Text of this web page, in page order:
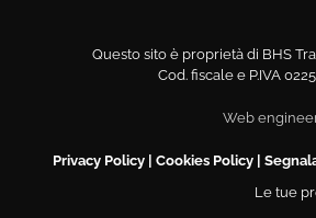
Questo sito è proprietà di BHS
Cod. fiscale e P.IVA
Web
Privacy Policy| Cookies Policy|
Le tue